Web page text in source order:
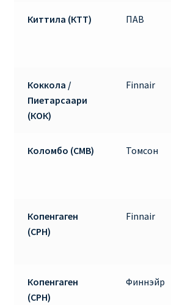
Киттила (КТТ) ПАВ
Коккола /
Пиетарсаари
(КОК)
Finnair
Коломбо (CMB) Томсон
Копенгаген
(CPH)
Finnair
Копенгаген
(CPH)
Финнэйр